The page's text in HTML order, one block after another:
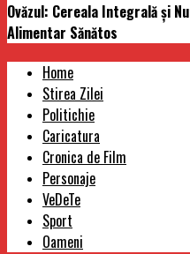
Ovăzul: Cereala Integrală și
Alimentar Sănătos
Home
Stirea Zilei
Politichie
Caricatura
Cronica de Film
Personaje
VeDeTe
Sport
Oameni